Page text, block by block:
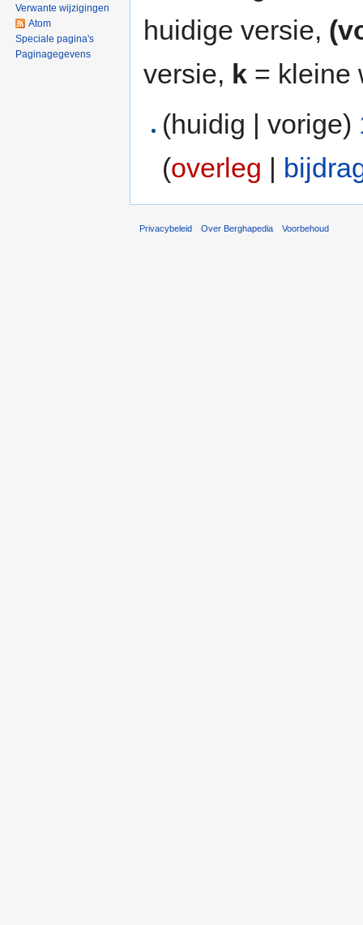
huidige versie,
versie, k = kleine
(huidig | vorige)
(overleg |
Verwante wijzigingen
Atom
Speciale pagina's
Paginagegevens
Privacybeleid Over Berghapedia Voorbehoud